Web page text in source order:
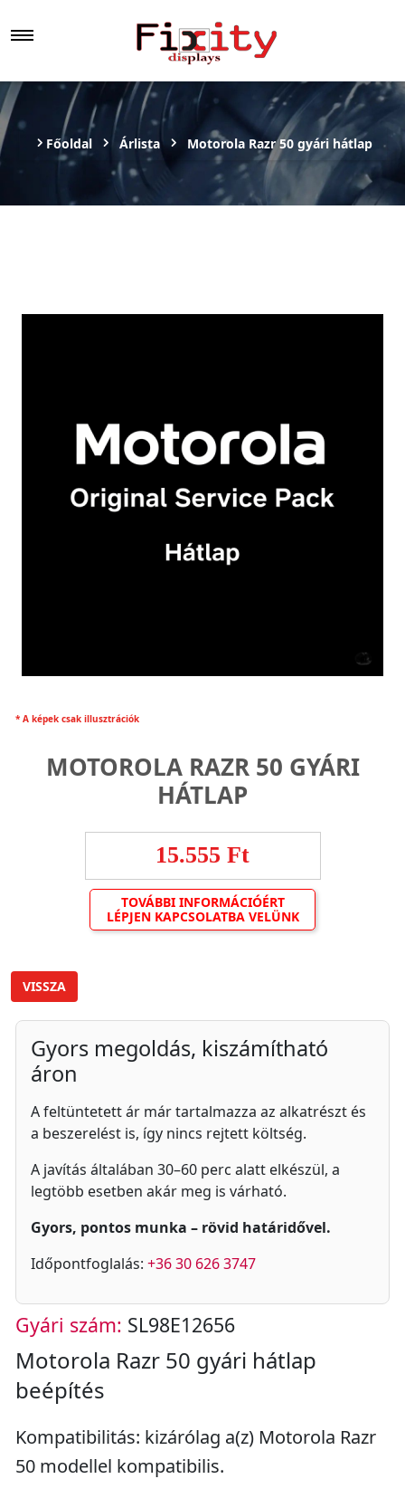
Főoldal Árlista Motorola Razr 50 gyári hátlap
* A képek csak illusztrációk
MOTOROLA RAZR 50 GYÁRI
HÁTLAP
15.555 Ft
TOVÁBBI INFORMÁCIÓÉRT
LÉPJEN KAPCSOLATBA VELÜNK
VISSZA
Gyors megoldás, kiszámítható
áron
A feltüntetett ár már tartalmazza az alkatrészt és
a beszerelést is, így nincs rejtett költség.
A javítás általában 30–60 perc alatt elkészül, a
legtöbb esetben akár meg is várható.
Gyors, pontos munka – rövid határidővel.
Időpontfoglalás: +36 30 626 3747
Gyári szám: SL98E12656
Motorola Razr 50 gyári hátlap
beépítés
Kompatibilitás: kizárólag a(z) Motorola Razr
50 modellel kompatibilis.